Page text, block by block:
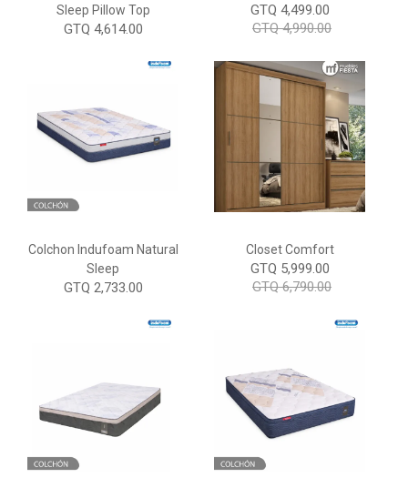
Sleep Pillow Top
GTQ 4,614.00
GTQ 4,499.00
GTQ 4,990.00
Colchon Indufoam Natural
Sleep
GTQ 2,733.00
Closet Comfort
GTQ 5,999.00
GTQ 6,790.00